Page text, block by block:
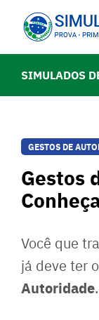
SIMULADOS
GESTOS DE
Gestos
Você que
já deve ter
Autoridade.